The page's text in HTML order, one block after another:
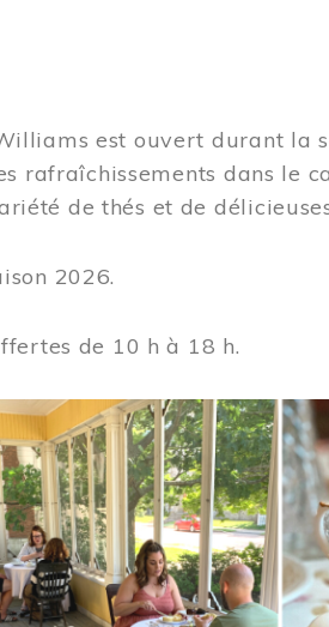
est ouvert durant la
rafraîchissements dans le
de thés et de
2026.
de 10 h à 18 h.